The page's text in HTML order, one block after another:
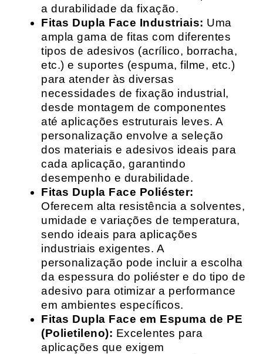
a durabilidade da fixação.
Fitas Dupla Face Industriais: Uma
ampla gama de fitas com diferentes
tipos de adesivos (acrílico, borracha,
etc.) e suportes (espuma, filme, etc.)
para atender às diversas
necessidades de fixação industrial,
desde montagem de componentes
até aplicações estruturais leves. A
personalização envolve a seleção
dos materiais e adesivos ideais para
cada aplicação, garantindo
desempenho e durabilidade.
Fitas Dupla Face Poliéster:
Oferecem alta resistência a solventes,
umidade e variações de temperatura,
sendo ideais para aplicações
industriais exigentes. A
personalização pode incluir a escolha
da espessura do poliéster e do tipo de
adesivo para otimizar a performance
em ambientes específicos.
Fitas Dupla Face em Espuma de PE
(Polietileno): Excelentes para
aplicações que exigem